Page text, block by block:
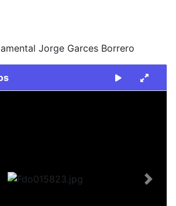
Jorge Garces Borrero
Next